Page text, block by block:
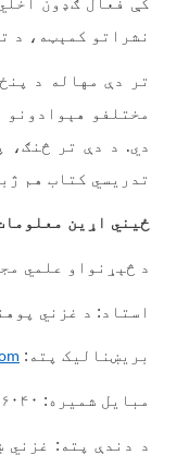
نشراتو کمېټه، د
تر دې مهاله د
مختلفو
دي. د دې تر څنګ،
تدریسي کتاب هم
ځیني اړین
د څېړنواو علمي
استاد: د غزني
بریښنالیک پته:
مبایل شمیره: ۰۷۹۱۹۱۰۰۷۰/۰۷۸۱۶۱۶۰۴۰
د دندې پته: غزني